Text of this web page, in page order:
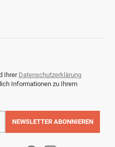
Ihrer Datenschutzerklärung
Informationen zu Ihrem
NEWSLETTER ABONNIEREN